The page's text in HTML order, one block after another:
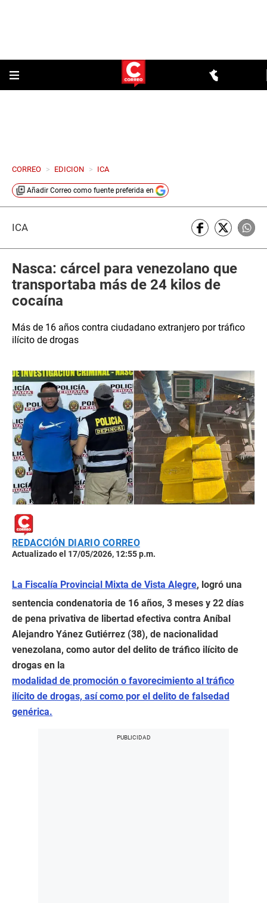
CORREO > EDICION > ICA
Añadir Correo como fuente preferida en
ICA
Nasca: cárcel para venezolano que
transportaba más de 24 kilos de
cocaína
Más de 16 años contra ciudadano extranjero por tráfico
ilícito de drogas
REDACCIÓN DIARIO CORREO
Actualizado el 17/05/2026, 12:55 p.m.
La Fiscalía Provincial Mixta de Vista Alegre, logró una
sentencia condenatoria de 16 años, 3 meses y 22 días
de pena privativa de libertad efectiva contra Aníbal
Alejandro Yánez Gutiérrez (38), de nacionalidad
venezolana, como autor del delito de tráfico ilícito de
drogas en la
modalidad de promoción o favorecimiento al tráfico
ilícito de drogas, así como por el delito de falsedad
genérica.